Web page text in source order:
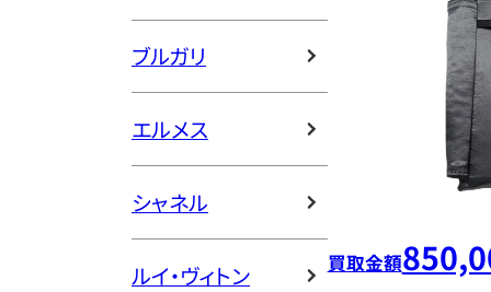
ブルガリ
エルメス
シャネル
ルイ・ヴィトン 買取金額